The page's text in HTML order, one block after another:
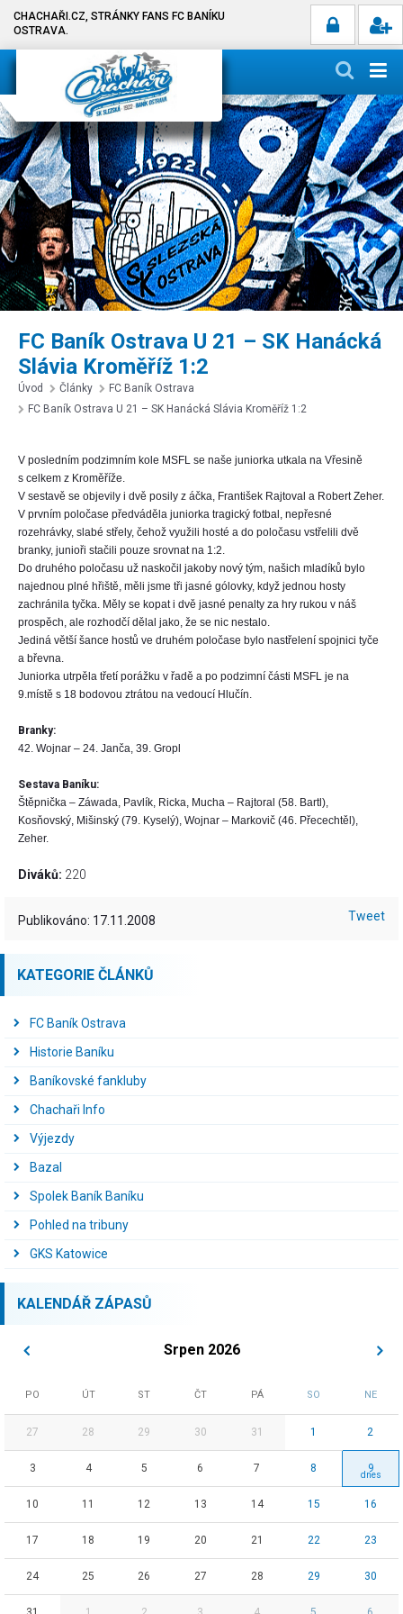
CHACHAŘI.CZ, STRÁNKY FANS FC BANÍKU
OSTRAVA.
FC Baník Ostrava U 21 – SK Hanácká
Slávia Kroměříž 1:2
Úvod Články
FC Baník Ostrava
FC Baník Ostrava U 21 – SK Hanácká Slávia Kroměříž 1:2
V posledním podzimním kole MSFL se naše juniorka utkala na Vřesině
s celkem z Kroměříže.
V sestavě se objevily i dvě posily z áčka, František Rajtoval a Robert Zeher.
V prvním poločase předváděla juniorka tragický fotbal, nepřesné
rozehrávky, slabé střely, čehož využili hosté a do poločasu vstřelili dvě
branky, junioři stačili pouze srovnat na 1:2.
Do druhého poločasu už naskočil jakoby nový tým, našich mladíků bylo
najednou plné hřiště, měli jsme tři jasné gólovky, když jednou hosty
zachránila tyčka. Měly se kopat i dvě jasné penalty za hry rukou v náš
prospěch, ale rozhodčí dělal jako, že se nic nestalo.
Jediná větší šance hostů ve druhém poločase bylo nastřelení spojnici tyče
a břevna.
Juniorka utrpěla třetí porážku v řadě a po podzimní části MSFL je na
9.místě s 18 bodovou ztrátou na vedoucí Hlučín.
Branky:
42. Wojnar – 24. Janča, 39. Gropl
Sestava Baníku:
Štěpnička – Záwada, Pavlík, Ricka, Mucha – Rajtoral (58. Bartl),
Kosňovský, Mišinský (79. Kyselý), Wojnar – Markovič (46. Přecechtěl),
Zeher.
Diváků: 220
Publikováno: 17.11.2008 Tweet
KATEGORIE ČLÁNKŮ
FC Baník Ostrava
Historie Baníku
Baníkovské fankluby
Chachaři Info
Výjezdy
Bazal
Spolek Baník Baníku
Pohled na tribuny
GKS Katowice
KALENDÁŘ ZÁPASŮ
Srpen 2026
PO ÚT ST ČT PÁ SO NE
27 28 29 30 31 1 2
3 4 5 6 7 8 9
10 11 12 13 14 15 16
17 18 19 20 21 22 23
24 25 26 27 28 29 30